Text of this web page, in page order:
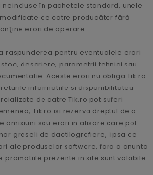
în pachetele standard, unele
de catre producător fără
erori de operare.
raspunderea pentru eventualele erori
descriere, parametrii tehnici sau
Aceste erori nu obliga Tik.ro
informatiile si disponibilitatea
de catre Tik.ro pot suferi
Tik.ro isi rezerva dreptul de a
omisiuni sau erori in afisare care pot
greseli de dactilografiere, lipsa de
ale produselor software, fara a anunta
promotiile prezente in site sunt valabile